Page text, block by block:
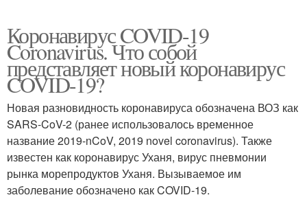
Коронавирус COVID-19
Coronavirus. Что собой
представляет новый коронавирус
COVID-19?
Новая разновидность коронавируса обозначена ВОЗ как
SARS-CoV-2 (ранее использовалось временное
название 2019-nCoV, 2019 novel coronavirus). Также
известен как коронавирус Уханя, вирус пневмонии
рынка морепродуктов Уханя. Вызываемое им
заболевание обозначено как COVID-19.